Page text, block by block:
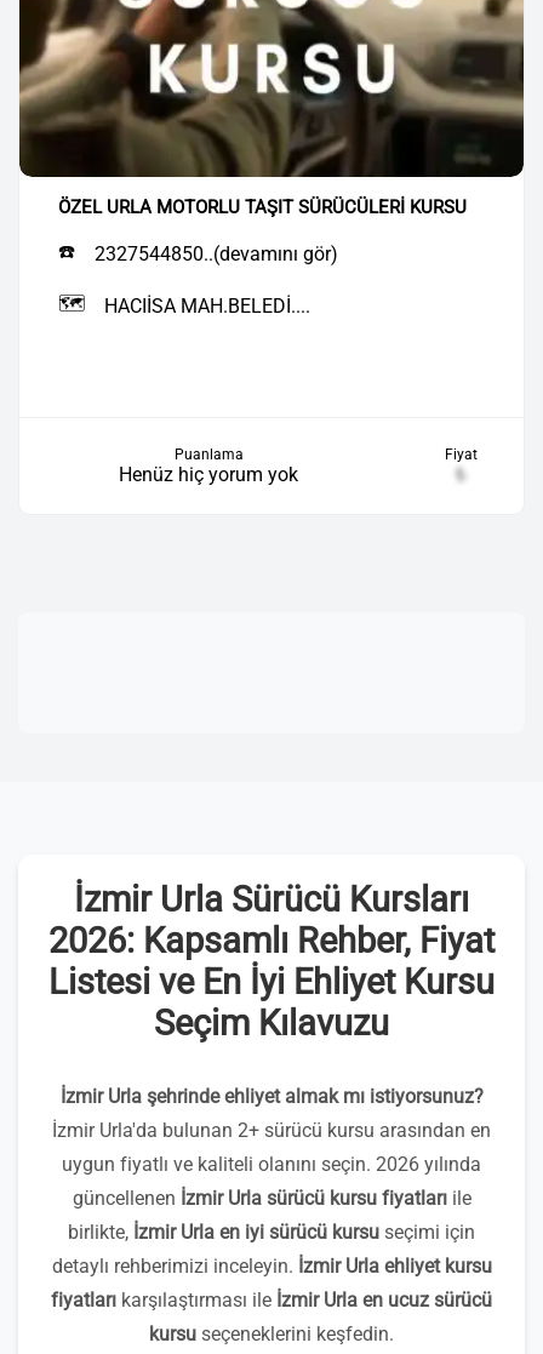
ÖZEL URLA MOTORLU TAŞIT SÜRÜCÜLERİ KURSU
☎️ 2327544850..(devamını gör)
🗺️ HACIİSA MAH.BELEDİ....
Puanlama
Henüz hiç yorum yok
Fiyat
₺
İzmir Urla Sürücü Kursları
2026: Kapsamlı Rehber, Fiyat
Listesi ve En İyi Ehliyet Kursu
Seçim Kılavuzu
İzmir Urla şehrinde ehliyet almak mı istiyorsunuz?
İzmir Urla'da bulunan 2+ sürücü kursu arasından en
uygun fiyatlı ve kaliteli olanını seçin. 2026 yılında
güncellenen İzmir Urla sürücü kursu fiyatlarıile
birlikte, İzmir Urla en iyi sürücü kursu seçimi için
detaylı rehberimizi inceleyin. İzmir Urla ehliyet kursu
fiyatları karşılaştırması ile İzmir Urla en ucuz sürücü
kursu seçeneklerini keşfedin.